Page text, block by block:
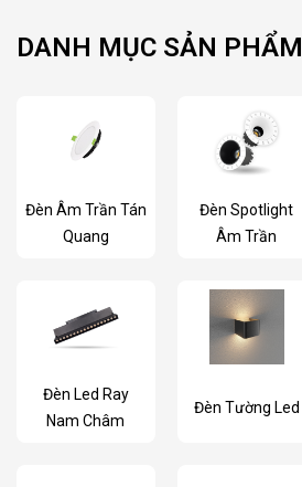
DANH MỤC SẢN PHẨM
Đèn Âm Trần Tán
Quang
Đèn Spotlight
Âm Trần
Đèn Led Ray
Nam Châm
Đèn Tường Led